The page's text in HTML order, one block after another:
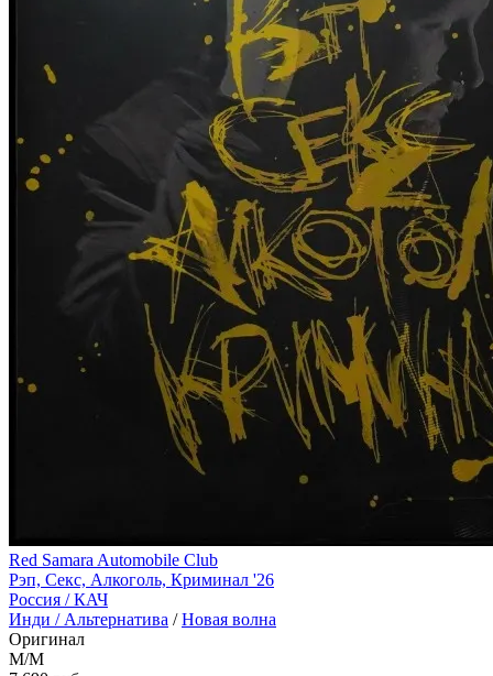
Red Samara Automobile Club
Рэп, Секс, Алкоголь, Криминал '26
Россия /КАЧ
Инди / Альтернатива /Новая волна
Оригинал
M/M